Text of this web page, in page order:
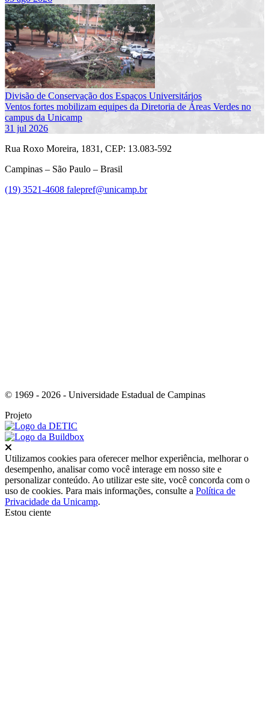
Divisão de Conservação dos Espaços Universitários
Ventos fortes mobilizam equipes da Diretoria de Áreas Verdes no
campus da Unicamp
31 jul 2026
Rua Roxo Moreira, 1831, CEP: 13.083-592
Campinas – São Paulo – Brasil
(19) 3521-4608 falepref@unicamp.br
© 1969 - 2026 - Universidade Estadual de Campinas
Projeto
Utilizamos cookies para oferecer melhor experiência, melhorar o
desempenho, analisar como você interage em nosso site e
personalizar conteúdo. Ao utilizar este site, você concorda com o
uso de cookies. Para mais informações, consulte a Política de
Privacidade da Unicamp.
Estou ciente